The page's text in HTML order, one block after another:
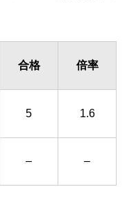
合格 倍率
5 1.6
– –